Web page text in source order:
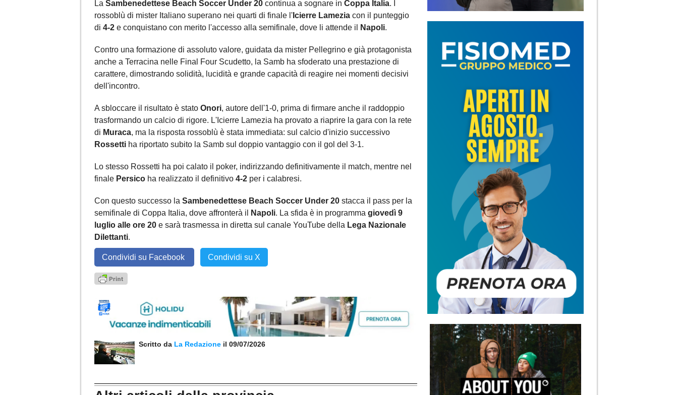
La Sambenedettese Beach Soccer Under 20 continua a sognare in Coppa Italia. I
rossoblù di mister Italiano superano nei quarti di finale l' Icierre Lamezia con il punteggio
di 4-2 e conquistano con merito l'accesso alla semifinale, dove li attende il Napoli.
Contro una formazione di assoluto valore, guidata da mister Pellegrino e già protagonista
anche a Terracina nelle Final Four Scudetto, la Samb ha sfoderato una prestazione di
carattere, dimostrando solidità, lucidità e grande capacità di reagire nei momenti decisivi
dell'incontro.
A sbloccare il risultato è stato Onori, autore dell'1-0, prima di firmare anche il raddoppio
trasformando un calcio di rigore. L'Icierre Lamezia ha provato a riaprire la gara con la rete
di Muraca, ma la risposta rossoblù è stata immediata: sul calcio d'inizio successivo
Rossetti ha riportato subito la Samb sul doppio vantaggio con il gol del 3-1.
Lo stesso Rossetti ha poi calato il poker, indirizzando definitivamente il match, mentre nel
finale Persico ha realizzato il definitivo 4-2 per i calabresi.
Con questo successo la Sambenedettese Beach Soccer Under 20 stacca il pass per la
semifinale di Coppa Italia, dove affronterà il
Napoli. La sfida è in programma giovedì 9
luglio alle ore 20 e sarà trasmessa in diretta sul canale YouTube della Lega Nazionale
Dilettanti.
Condividi su Facebook Condividi su X
Scritto da La Redazione il 09/07/2026